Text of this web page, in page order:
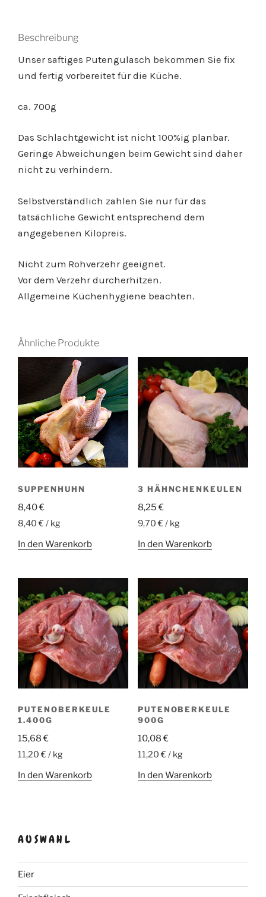
Beschreibung
Unser saftiges Putengulasch bekommen Sie fix
und fertig vorbereitet für die Küche.
ca. 700g
Das Schlachtgewicht ist nicht 100%ig planbar.
Geringe Abweichungen beim Gewicht sind daher
nicht zu verhindern.
Selbstverständlich zahlen Sie nur für das
tatsächliche Gewicht entsprechend dem
angegebenen Kilopreis.
Nicht zum Rohverzehr geeignet.
Vor dem Verzehr durcherhitzen.
Allgemeine Küchenhygiene beachten.
Ähnliche Produkte
SUPPENHUHN
8,40€
8,40 € / kg
In den Warenkorb
3 HÄHNCHENKEULEN
8,25€
9,70 € / kg
In den Warenkorb
PUTENOBERKEULE
1.400G
15,68€
11,20 € / kg
In den Warenkorb
PUTENOBERKEULE
900G
10,08€
11,20 € / kg
In den Warenkorb
AUSWAHL
Eier